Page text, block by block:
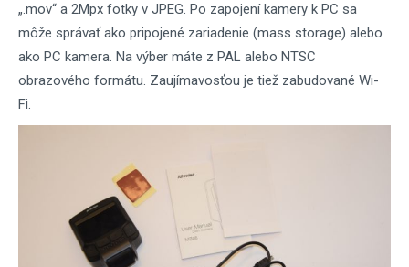
„.mov“ a 2Mpx fotky v JPEG. Po zapojení kamery k PC sa
môže správať ako pripojené zariadenie (mass storage) alebo
ako PC kamera. Na výber máte z PAL alebo NTSC
obrazového formátu. Zaujímavosťou je tiež zabudované Wi-
Fi.